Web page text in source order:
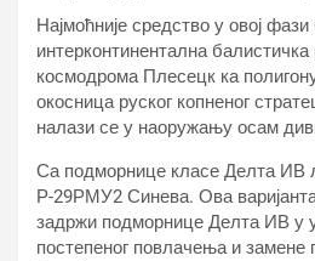
Најмоћније средство у овој
интерконтинентална
космодрома Плесецк ка
окосница руског копненог
налази се у наоружању осам
Са подморнице класе Делта ИВ
Р-29РМУ2 Синева. Ова варијанта
задржи подморнице Делта ИВ у
постепеног повлачења и